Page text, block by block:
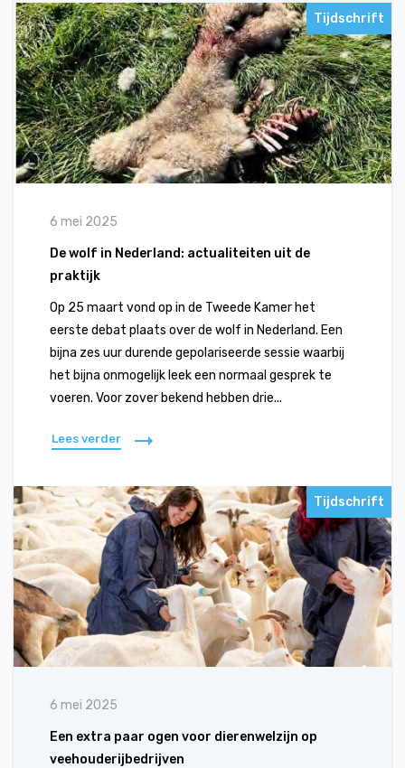
Tijdschrift
6 mei 2025
De wolf in Nederland: actualiteiten uit de
praktijk
Op 25 maart vond op in de Tweede Kamer het
eerste debat plaats over de wolf in Nederland. Een
bijna zes uur durende gepolariseerde sessie waarbij
het bijna onmogelijk leek een normaal gesprek te
voeren. Voor zover bekend hebben drie...
Lees verder
Tijdschrift
6 mei 2025
Een extra paar ogen voor dierenwelzijn op
veehouderijbedrijven